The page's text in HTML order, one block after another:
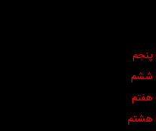
پنجم
ششم
هفتم
هشتم